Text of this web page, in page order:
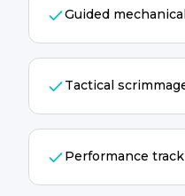
Guided
Tactical
Performance